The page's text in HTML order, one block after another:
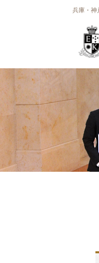
兵庫・神